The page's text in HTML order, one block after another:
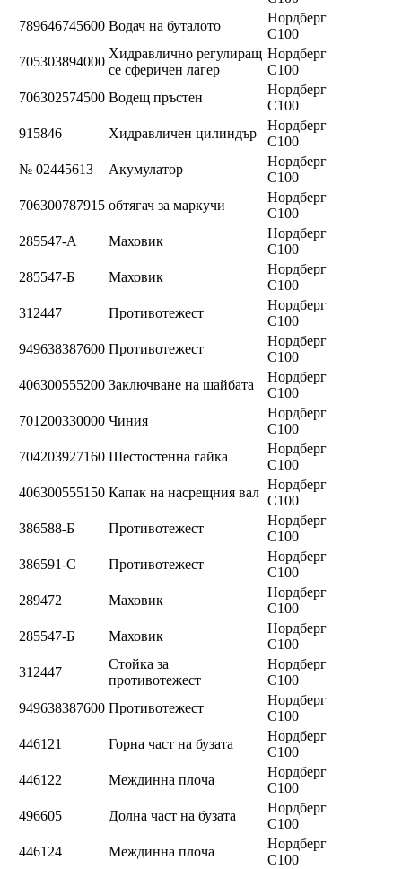
789646745600 Водач на буталото
Нордберг
C100
705303894000
Хидравлично регулиращ
се сферичен лагер
Нордберг
C100
706302574500 Водещ пръстен
Нордберг
C100
915846
Хидравличен цилиндър
Нордберг
C100
№ 02445613
Акумулатор
Нордберг
C100
706300787915 обтягач за маркучи
Нордберг
C100
285547-А
Маховик
Нордберг
C100
285547-Б
Маховик
Нордберг
C100
312447
Противотежест
Нордберг
C100
949638387600 Противотежест
Нордберг
C100
406300555200 Заключване на шайбата
Нордберг
C100
701200330000 Чиния
Нордберг
C100
704203927160 Шестостенна гайка
Нордберг
C100
406300555150 Капак на насрещния вал
Нордберг
C100
386588-Б
Противотежест
Нордберг
C100
386591-C
Противотежест
Нордберг
C100
289472
Маховик
Нордберг
C100
285547-Б
Маховик
Нордберг
C100
312447
Стойка за
противотежест
Нордберг
C100
949638387600 Противотежест
Нордберг
C100
446121
Горна част на бузата
Нордберг
C100
446122
Междинна плоча
Нордберг
C100
496605
Долна част на бузата
Нордберг
C100
446124
Междинна плоча
Нордберг
C100